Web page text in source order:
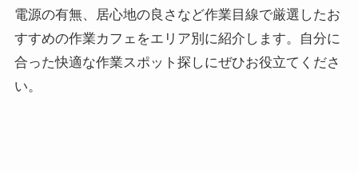
電源の有無、居心地の良さなど作業目線で厳選したお
すすめの作業カフェをエリア別に紹介します。自分に
合った快適な作業スポット探しにぜひお役立てくださ
い。